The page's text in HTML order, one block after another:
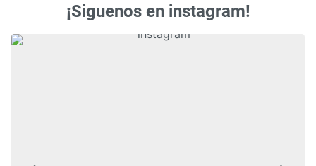
¡Siguenos en instagram!